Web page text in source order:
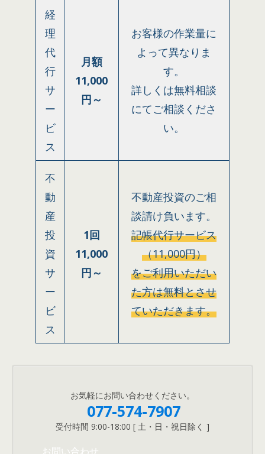
経
理
代
行
サ
ー
ビ
ス
月額
11,000
円～
お客様の作業量に
よって異なりま
す。
詳しくは無料相談
にてご相談くださ
い。
不
動
産
投
資
サ
ー
ビ
ス
1回
11,000
円～
不動産投資のご相
談請け負います。
記帳代行サービス
（11,000円）
をご利用いただい
た方は無料とさせ
ていただきます。
お気軽にお問い合わせください。
077-574-7907
受付時間 9:00-18:00 [ 土・日・祝日除く ]
お問い合わせ